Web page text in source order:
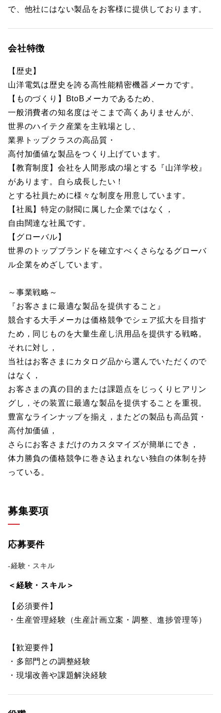
で、他社にはない製品をお客様に提供しております。
会社特徴
【歴史】
山洋電気は歴史を誇る高性能精密機器メーカです。
【ものづくり】BtoBメーカであるため、
一般消費者の知名度はそこまで高くありませんが、
世界のハイテク産業を主戦場とし、
業界トップクラスの高品質・
高付加価値な製品をつくり上げています。
【教育制度】会社を人間形成の場とする『山洋学校』
があります。自ら成長したい！
とする社員ために様々な制度を用意しています。
【社風】特定の財閥に属した企業ではなく，
自由闊達な社風です。
【グローバル】
世界のトップブランドを確立すべくさらなるグローバ
ル企業をめざしています。
～事業戦略～
『お客さまに最適な製品を提供すること』
競合する大手メーカは価格競争でシェア拡大を目指す
ため，同じものを大量生産し汎用品を提供する戦略。
それに対し，
当社はお客さまにカタログ品から選んでいただくので
はなく，
お客さまの真の目的または課題点をじっくりヒアリン
グし，その装置に最適な製品を提供することを重視。
豊富なラインナップを揃え，またどの製品も高品質・
高付加価値，
さらにお客さまだけのカスタマイズが簡単にでき，
体力勝負の価格競争に巻き込まれない独自の体制を持
っている。
募集要項
応募要件
-経験・スキル
＜経験・スキル＞
【必須要件】
・生産管理経験（生産計画立案・調整、進捗管理等）
【歓迎要件】
・多部門との調整経験
・現場改善や課題解決経験